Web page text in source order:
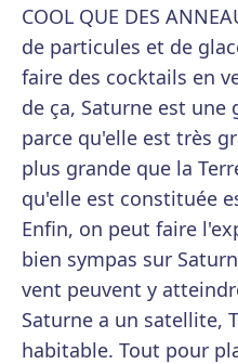
COOL QUE DES
de particules et de
faire des cocktails en
de ça, Saturne est une
parce qu'elle est très
plus grande que la
qu'elle est constituée
Enfin, on peut faire
bien sympas sur
vent peuvent y
Saturne a un satellite,
habitable. Tout pour